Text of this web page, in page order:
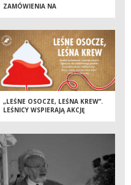
ZAMÓWIENIA NA
EDUKACYJNYCH W ZAKRESIE
ZRÓWNOWAŻONEGO
UŻYTKOWANIA ZASOBÓW
NATURALNYCH WRAZ Z
WYDANIEM PUBLIKACJI
KSIĄŻKOWEJ.
„LEŚNE OSOCZE, LEŚNA KREW”.
LEŚNICY WSPIERAJĄ AKCJĘ